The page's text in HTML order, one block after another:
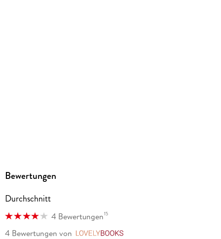
Bewertungen
Durchschnitt
4 Bewertungen15
4 Bewertungen von